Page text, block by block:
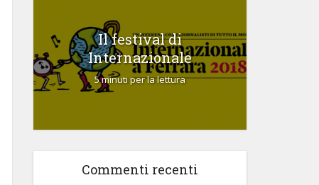
Il festival di
Internazionale
5 minuti per la lettura
Commenti recenti